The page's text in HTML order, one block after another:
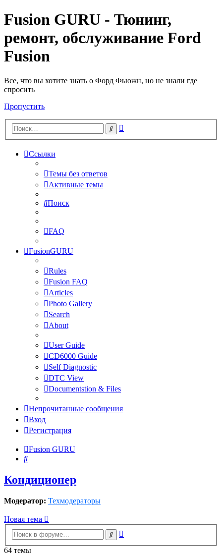
Fusion GURU - Тюнинг,
ремонт, обслуживание Ford
Fusion
Все, что вы хотите знать о Форд Фьюжн, но не знали где
спросить
Пропустить
Поиск
Ссылки
Темы без ответов
Активные темы
Поиск
FAQ
FusionGURU
Rules
Fusion FAQ
Articles
Photo Gallery
Search
About
User Guide
CD6000 Guide
Self Diagnostic
DTC View
Documentstion & Files
Непрочитанные сообщения
Вход
Регистрация
Fusion GURU
Поиск
Кондиционер
Модератор: Техмодераторы
Новая тема
Поиск
64 темы